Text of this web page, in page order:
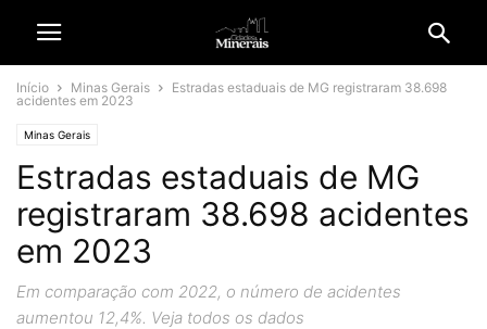
Início Minas Gerais
Estradas estaduais de MG registraram 38.698
acidentes em 2023
Minas Gerais
Estradas estaduais de MG
registraram 38.698 acidentes
em 2023
Em comparação com 2022, o número de acidentes
aumentou 12,4%. Veja todos os dados